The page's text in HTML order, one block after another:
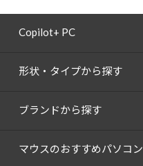
Copilot+ PC
形状・タイプから探す
ブランドから探す
マウスのおすすめパソコン